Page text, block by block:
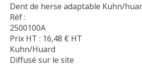
Dent de herse adaptable Kuhn/
Réf :
2500100A
Prix HT : 16,48 € HT
Kuhn/Huard
Diffusé sur le site